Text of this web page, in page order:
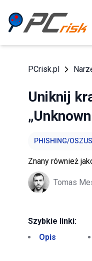
PCrisk.pl
Uniknij
PHISHING/
Znany również
Tomas
Szybkie linki:
Opis